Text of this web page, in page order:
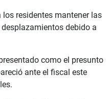
residentes mantener las
debido a
como el presunto
ante el fiscal este